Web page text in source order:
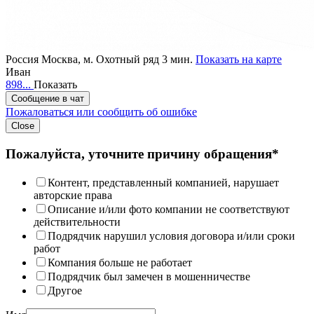
Россия Москва, м. Охотный ряд 3 мин. Показать на карте
Иван
898... Показать
Сообщение в чат
Пожаловаться или сообщить об ошибке
Close
Пожалуйста, уточните причину обращения*
Контент, представленный компанией, нарушает
авторские права
Описание и/или фото компании не соответствуют
действительности
Подрядчик нарушил условия договора и/или сроки
работ
Компания больше не работает
Подрядчик был замечен в мошенничестве
Другое